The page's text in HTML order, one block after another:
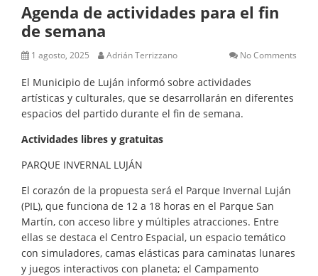
Agenda de actividades para el fin
de semana
1 agosto, 2025 Adrián Terrizzano No Comments
El Municipio de Luján informó sobre actividades
artísticas y culturales, que se desarrollarán en diferentes
espacios del partido durante el fin de semana.
Actividades libres y gratuitas
PARQUE INVERNAL LUJÁN
El corazón de la propuesta será el Parque Invernal Luján
(PIL), que funciona de 12 a 18 horas en el Parque San
Martín, con acceso libre y múltiples atracciones. Entre
ellas se destaca el Centro Espacial, un espacio temático
con simuladores, camas elásticas para caminatas lunares
y juegos interactivos con planeta; el Campamento